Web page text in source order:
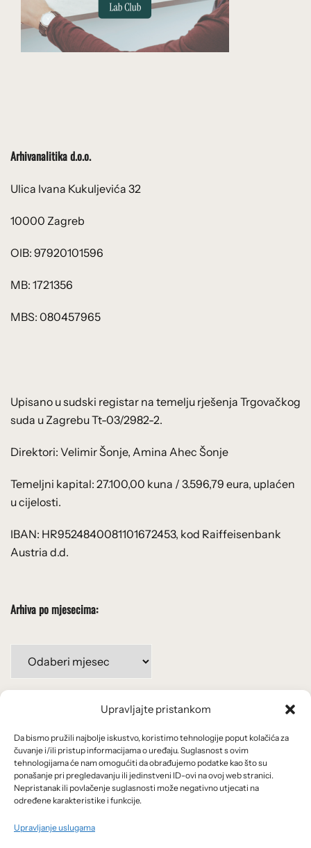
Upravljajte pristankom
Da bismo pružili najbolje iskustvo, koristimo tehnologije poput kolačića za
čuvanje i/ili pristup informacijama o uređaju. Suglasnost s ovim
tehnologijama će nam omogućiti da obrađujemo podatke kao što su
ponašanje pri pregledavanju ili jedinstveni ID-ovi na ovoj web stranici.
Nepristanak ili povlačenje suglasnosti može negativno utjecati na
određene karakteristike i funkcije.
Upravljanje uslugama
Arhivanalitika d.o.o.
Ulica Ivana Kukuljevića 32
10000 Zagreb
OIB: 97920101596
MB: 1721356
MBS: 080457965
Upisano u sudski registar na temelju rješenja Trgovačkog
suda u Zagrebu Tt-03/2982-2.
Direktori: Velimir Šonje, Amina Ahec Šonje
Temeljni kapital: 27.100,00 kuna / 3.596,79 eura, uplaćen
u cijelosti.
IBAN: HR9524840081101672453, kod Raiffeisenbank
Austria d.d.
Arhiva po mjesecima:
mjesecima:
Uvjeti korištenja
Politika privatnosti
Kolačići